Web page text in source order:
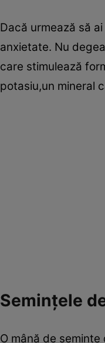
Dacă urmează să
anxietate. Nu
care stimulează
potasiu,un mineral
Seminţele
O mână de